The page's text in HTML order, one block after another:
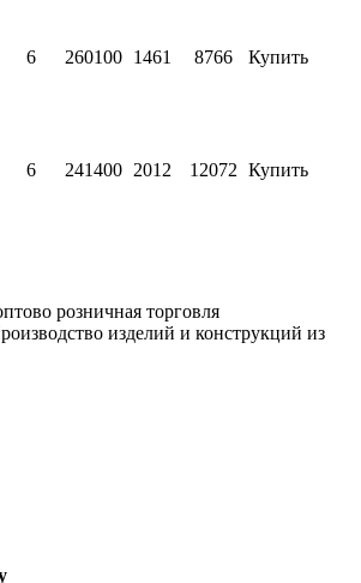
6 260100 1461 8766 Купить
6 241400 2012 12072 Купить
розничная торговля
изделий и конструкций из